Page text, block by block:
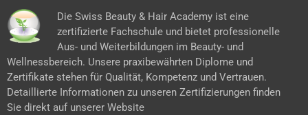
k
a
m
e
r
Die Swiss Beauty & Hair Academy ist eine
zertifizierte Fachschule und bietet professionelle
Aus- und Weiterbildungen im Beauty- und
Wellnessbereich. Unsere praxibewährten Diplome und
Zertifikate stehen für Qualität, Kompetenz und Vertrauen.
Detaillierte Informationen zu unseren Zertifizierungen finden
Sie direkt auf unserer Website